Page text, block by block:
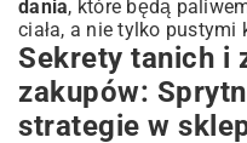
dania, które będą
ciała, a nie tylko pustymi
Sekrety tanich i
zakupów:
strategie w